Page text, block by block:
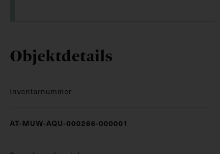
Objektdetails
Inventarnummer
AT-MUW-AQU-000266-000001